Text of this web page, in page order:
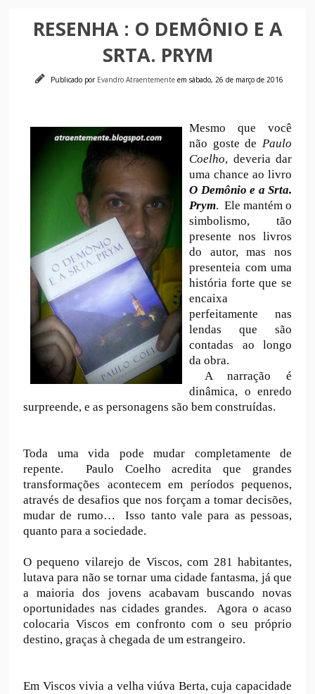
RESENHA : O DEMÔNIO E A
SRTA. PRYM
Publicado por Evandro Atraentemente em sábado, 26 de março de 2016
Mesmo que você
não goste de Paulo
Coelho, deveria dar
uma chance ao livro
O Demônio e a Srta.
Prym. Ele mantém o
simbolismo, tão
presente nos livros
do autor, mas nos
presenteia com uma
história forte que se
encaixa
perfeitamente nas
lendas que são
contadas ao longo
da obra.
A narração é
dinâmica, o enredo
surpreende, e as personagens são bem construídas.
Toda uma vida pode mudar completamente de
repente. Paulo Coelho acredita que grandes
transformações acontecem em períodos pequenos,
através de desafios que nos forçam a tomar decisões,
mudar de rumo… Isso tanto vale para as pessoas,
quanto para a sociedade.
O pequeno vilarejo de Viscos, com 281 habitantes,
lutava para não se tornar uma cidade fantasma, já que
a maioria dos jovens acabavam buscando novas
oportunidades nas cidades grandes. Agora o acaso
colocaria Viscos em confronto com o seu próprio
destino, graças à chegada de um estrangeiro.
Em Viscos vivia a velha viúva Berta, cuja capacidade